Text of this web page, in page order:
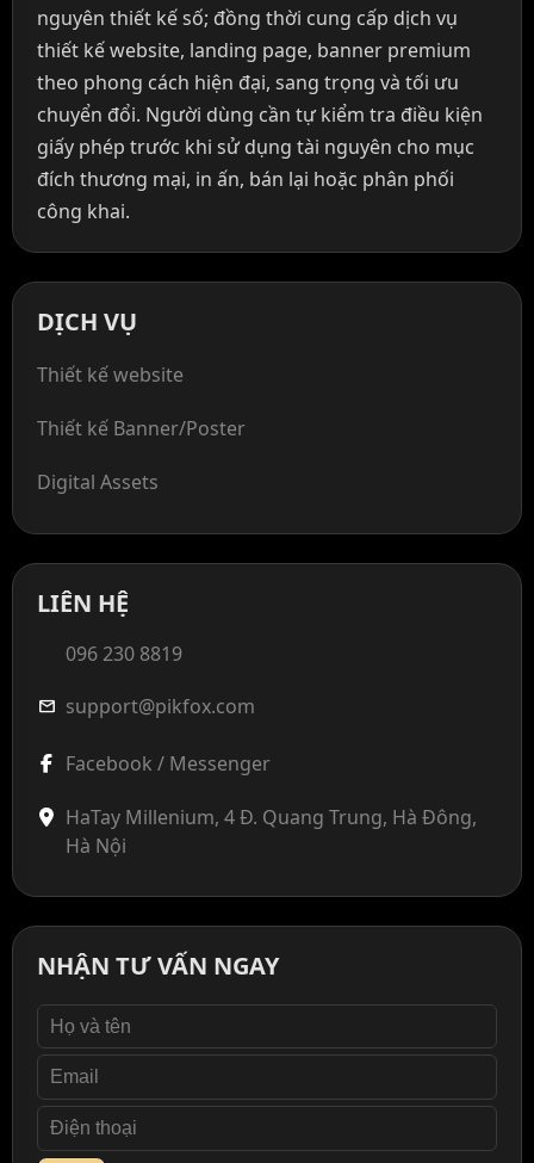
nguyên thiết kế số; đồng thời cung cấp dịch vụ
thiết kế website, landing page, banner premium
theo phong cách hiện đại, sang trọng và tối ưu
chuyển đổi. Người dùng cần tự kiểm tra điều kiện
giấy phép trước khi sử dụng tài nguyên cho mục
đích thương mại, in ấn, bán lại hoặc phân phối
công khai.
DỊCH VỤ
Thiết kế website
Thiết kế Banner/Poster
Digital Assets
LIÊN HỆ
096 230 8819
mail support@pikfox.com
Facebook / Messenger
HaTay Millenium, 4 Đ. Quang Trung, Hà Đông,
Hà Nội
NHẬN TƯ VẤN NGAY